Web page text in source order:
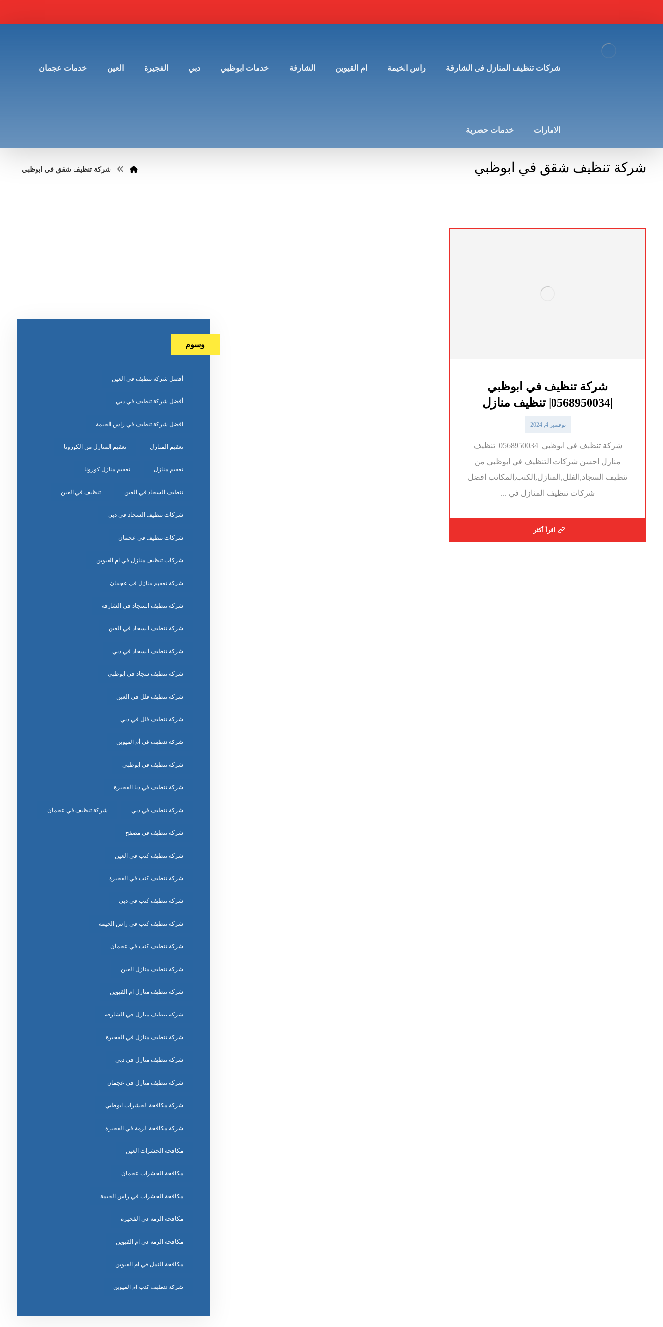
شركات تنظيف المنازل فى الشارقة راس الخيمة ام القيوين الشارقة خدمات ابوظبي دبي الفجيرة العين خدمات عجمان
الامارات خدمات حصرية
شركة تنظيف شقق في ابوظبي شركة تنظيف شقق في ابوظبي
شركة تنظيف في ابوظبي
|0568950034| تنظيف منازل
نوفمبر 4, 2024
شركة تنظيف في ابوظبي |0568950034| تنظيف
منازل احسن شركات التنظيف في ابوظبي من
تنظيف السجاد,الفلل,المنازل,الكنب,المكاتب افضل
شركات تنظيف المنازل في ...
اقرأ أكثر
وسوم
أفضل شركة تنظيف في العين
أفضل شركة تنظيف في دبي
افضل شركة تنظيف في راس الخيمة
تعقيم المنازل تعقيم المنازل من الكورونا
تعقيم منازل تعقيم منازل كورونا
تنظيف السجاد في العين تنظيف في العين
شركات تنظيف السجاد في دبي
شركات تنظيف في عجمان
شركات تنظيف منازل في ام القيوين
شركة تعقيم منازل في عجمان
شركة تنظيف السجاد في الشارقة
شركة تنظيف السجاد في العين
شركة تنظيف السجاد في دبي
شركة تنظيف سجاد في ابوظبي
شركة تنظيف فلل في العين
شركة تنظيف فلل في دبي
شركة تنظيف في أم القيوين
شركة تنظيف في ابوظبي
شركة تنظيف في دبا الفجيرة
شركة تنظيف في دبي شركة تنظيف في عجمان
شركة تنظيف في مصفح
شركة تنظيف كنب في العين
شركة تنظيف كنب في الفجيرة
شركة تنظيف كنب في دبي
شركة تنظيف كنب في راس الخيمة
شركة تنظيف كنب في عجمان
شركة تنظيف منازل العين
شركة تنظيف منازل ام القيوين
شركة تنظيف منازل في الشارقة
شركة تنظيف منازل في الفجيرة
شركة تنظيف منازل في دبي
شركة تنظيف منازل في عجمان
شركة مكافحة الحشرات ابوظبي
شركة مكافحة الرمة في الفجيرة
مكافحة الحشرات العين
مكافحة الحشرات عجمان
مكافحة الحشرات في راس الخيمة
مكافحة الرمة في الفجيرة
مكافحة الرمة في ام القيوين
مكافحة النمل في ام القيوين